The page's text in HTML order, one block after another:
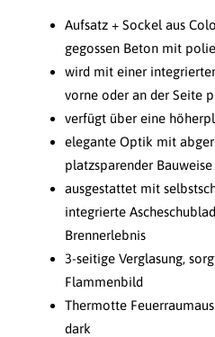
Aufsatz + Sockel aus
gegossen Beton mit
wird mit einer
vorne oder an der Seite
verfügt über eine
elegante Optik mit
platzsparender Bauweise
ausgestattet mit
integrierte
Brennerlebnis
3-seitige Verglasung,
Flammenbild
Thermotte
dark